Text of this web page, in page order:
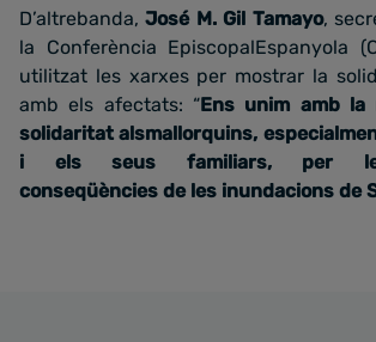
D’altrebanda,José M. Gil Tamayo,
la Conferència EpiscopalEspanyola
utilitzat les xarxes per mostrar la
amb els afectats: “Ens unim amb
solidaritat alsmallorquins,
i els seus familiars, per
conseqüències de les inundacions de